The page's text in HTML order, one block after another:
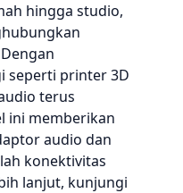
hingga studio,
seperti printer 3D
terus
ini memberikan
audio dan
konektivitas
lanjut, kunjungi